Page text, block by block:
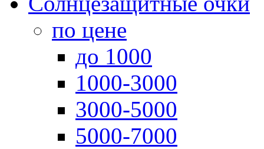
по цене
до 1000
1000-3000
3000-5000
5000-7000